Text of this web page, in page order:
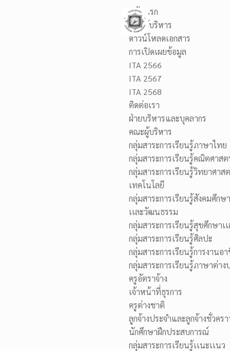
หน้าแรก
คณะผู้บริหาร
ดาวน์โหลดเอกสาร
การเปิดเผยข้อมูล
ITA 2566
ITA 2567
ITA 2568
ติดต่อเรา
ฝ่ายบริหารและบุคลากร
คณะผู้บริหาร
กลุ่มสาระการเรียนรู้ภาษาไทย
กลุ่มสาระการเรียนรู้คณิตศาสต
กลุ่มสาระการเรียนรู้วิทยาศาส
เทคโนโลยี
กลุ่มสาระการเรียนรู้สังคมศึกษ
เเละวัฒนธรรม
กลุ่มสาระการเรียนรู้สุขศึกษาเ
กลุ่มสาระการเรียนรู้ศิลปะ
กลุ่มสาระการเรียนรู้การงานอ
กลุ่มสาระการเรียนรู้ภาษาต่าง
ครูอัตราจ้าง
เจ้าหน้าที่ธุรการ
ครูต่างชาติ
ลูกจ้างประจำและลูกจ้างชั่วครา
นักศึกษาฝึกประสบการณ์
กลุ่มสาระการเรียนรู้เเนะเเนว
O13 : แนวปฏิบัติการจัดการเรื่องร้